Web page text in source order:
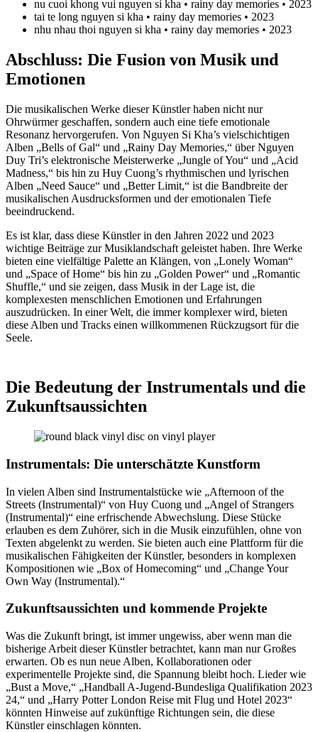
nu cuoi khong vui nguyen si kha • rainy day memories • 2023
tai te long nguyen si kha • rainy day memories • 2023
nhu nhau thoi nguyen si kha • rainy day memories • 2023
Abschluss: Die Fusion von Musik und
Emotionen
Die musikalischen Werke dieser Künstler haben nicht nur
Ohrwürmer geschaffen, sondern auch eine tiefe emotionale
Resonanz hervorgerufen. Von Nguyen Si Kha’s vielschichtigen
Alben „Bells of Gal“ und „Rainy Day Memories,“ über Nguyen
Duy Tri’s elektronische Meisterwerke „Jungle of You“ und „Acid
Madness,“ bis hin zu Huy Cuong’s rhythmischen und lyrischen
Alben „Need Sauce“ und „Better Limit,“ ist die Bandbreite der
musikalischen Ausdrucksformen und der emotionalen Tiefe
beeindruckend.
Es ist klar, dass diese Künstler in den Jahren 2022 und 2023
wichtige Beiträge zur Musiklandschaft geleistet haben. Ihre Werke
bieten eine vielfältige Palette an Klängen, von „Lonely Woman“
und „Space of Home“ bis hin zu „Golden Power“ und „Romantic
Shuffle,“ und sie zeigen, dass Musik in der Lage ist, die
komplexesten menschlichen Emotionen und Erfahrungen
auszudrücken. In einer Welt, die immer komplexer wird, bieten
diese Alben und Tracks einen willkommenen Rückzugsort für die
Seele.
Die Bedeutung der Instrumentals und die
Zukunftsaussichten
Instrumentals: Die unterschätzte Kunstform
In vielen Alben sind Instrumentalstücke wie „Afternoon of the
Streets (Instrumental)“ von Huy Cuong und „Angel of Strangers
(Instrumental)“ eine erfrischende Abwechslung. Diese Stücke
erlauben es dem Zuhörer, sich in die Musik einzufühlen, ohne von
Texten abgelenkt zu werden. Sie bieten auch eine Plattform für die
musikalischen Fähigkeiten der Künstler, besonders in komplexen
Kompositionen wie „Box of Homecoming“ und „Change Your
Own Way (Instrumental).“
Zukunftsaussichten und kommende Projekte
Was die Zukunft bringt, ist immer ungewiss, aber wenn man die
bisherige Arbeit dieser Künstler betrachtet, kann man nur Großes
erwarten. Ob es nun neue Alben, Kollaborationen oder
experimentelle Projekte sind, die Spannung bleibt hoch. Lieder wie
„Bust a Move,“ „Handball A-Jugend-Bundesliga Qualifikation 2023
24,“ und „Harry Potter London Reise mit Flug und Hotel 2023“
könnten Hinweise auf zukünftige Richtungen sein, die diese
Künstler einschlagen könnten.